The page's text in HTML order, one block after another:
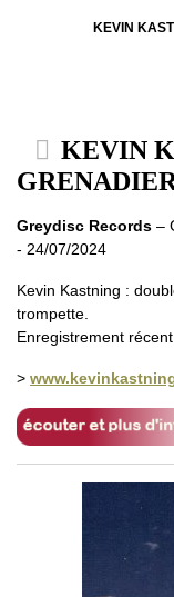
KEVIN
KEVIN
Greydisc Records –
- 24/07/2024
Kevin Kastning :
trompette.
Enregistrement récent
>